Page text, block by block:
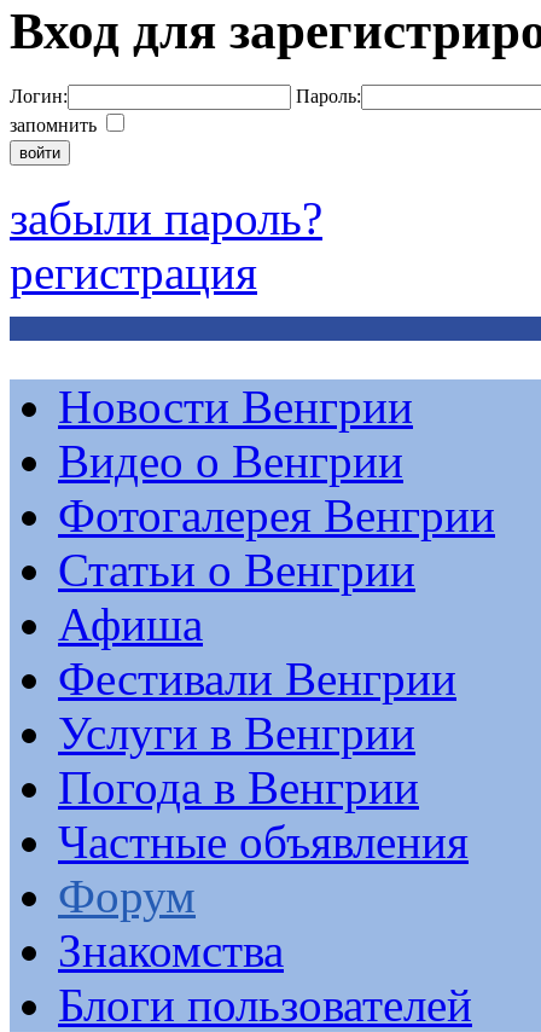
Вход для
Логин:
Пароль:
запомнить
забыли пароль?
регистрация
Новости Венгрии
Видео о Венгрии
Фотогалерея Венгрии
Статьи о Венгрии
Афиша
Фестивали Венгрии
Услуги в Венгрии
Погода в Венгрии
Частные объявления
Форум
Знакомства
Блоги пользователей